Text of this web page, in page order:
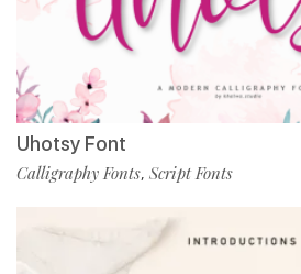
Uhotsy Font
Calligraphy Fonts, Script Fonts